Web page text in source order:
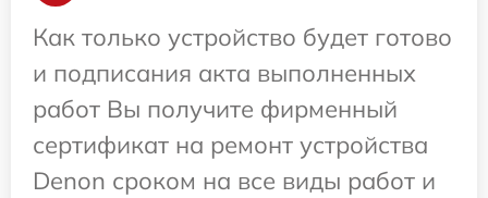
Как только устройство будет готово
и подписания акта выполненных
работ Вы получите фирменный
сертификат на ремонт устройства
Denon сроком на все виды работ и